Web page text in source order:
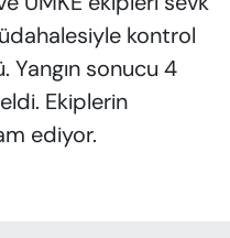
kontrol
Yangın sonucu 4
Ekiplerin
ediyor.